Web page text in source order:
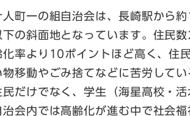
人町一の組自治会は、長崎駅から
下の斜面地となっています。住民
化率より10ポイントほど高く、住
物移動やごみ捨てなどに苦労して
民だけでなく、学生（海星高校・
治会内では高齢化が進む中で社会